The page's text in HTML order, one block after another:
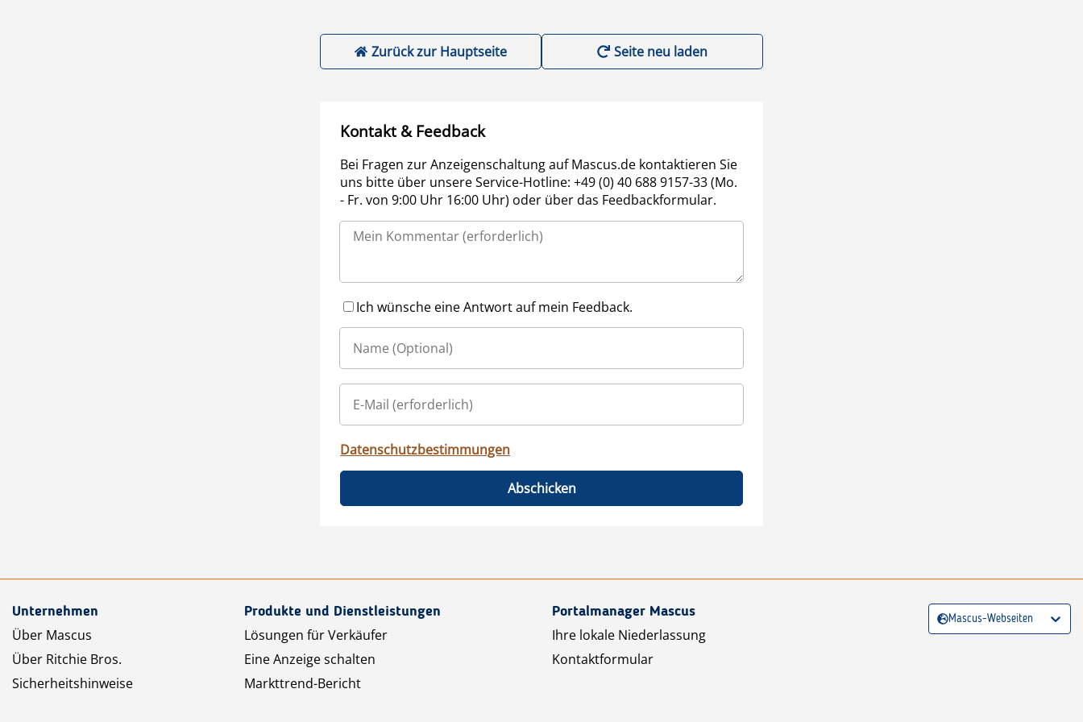
Zurück zur Hauptseite Seite neu laden
Kontakt & Feedback
Bei Fragen zur Anzeigenschaltung auf Mascus.de kontaktieren Sie
uns bitte über unsere Service-Hotline: +49 (0) 40 688 9157-33 (Mo.
- Fr. von 9:00 Uhr 16:00 Uhr) oder über das Feedbackformular.
Ich wünsche eine Antwort auf mein Feedback.
Datenschutzbestimmungen
Abschicken
Unternehmen
Über Mascus
Über Ritchie Bros.
Sicherheitshinweise
Produkte und Dienstleistungen
Lösungen für Verkäufer
Eine Anzeige schalten
Markttrend-Bericht
Portalmanager Mascus
Ihre lokale Niederlassung
Kontaktformular
Mascus-Webseiten